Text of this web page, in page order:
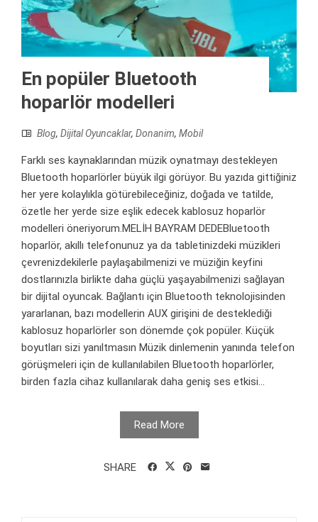
En popüler Bluetooth
hoparlör modelleri
Blog, Dijital Oyuncaklar, Donanim, Mobil
Farklı ses kaynaklarından müzik oynatmayı destekleyen
Bluetooth hoparlörler büyük ilgi görüyor. Bu yazıda gittiğiniz
her yere kolaylıkla götürebileceğiniz, doğada ve tatilde,
özetle her yerde size eşlik edecek kablosuz hoparlör
modelleri öneriyorum.MELİH BAYRAM DEDEBluetooth
hoparlör, akıllı telefonunuz ya da tabletinizdeki müzikleri
çevrenizdekilerle paylaşabilmenizi ve müziğin keyfini
dostlarınızla birlikte daha güçlü yaşayabilmenizi sağlayan
bir dijital oyuncak. Bağlantı için Bluetooth teknolojisinden
yararlanan, bazı modellerin AUX girişini de desteklediği
kablosuz hoparlörler son dönemde çok popüler. Küçük
boyutları sizi yanıltmasın Müzik dinlemenin yanında telefon
görüşmeleri için de kullanılabilen Bluetooth hoparlörler,
birden fazla cihaz kullanılarak daha geniş ses etkisi...
Read More
SHARE